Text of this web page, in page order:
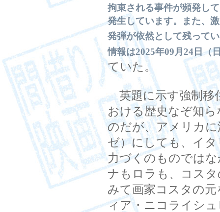
拘束される事件が頻発し
発生しています。また、
発弾が依然として残って
情報は2025年09月24日（
ていた。
英題に示す強制移
おける歴史なぞ知
のだが、アメリカ
ゼ）にしても、イ
力づくのものでは
ナもロラも、コス
みて画家コスタの
ィア・ニコライシ